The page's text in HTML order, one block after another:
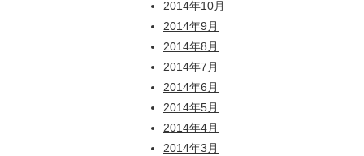
2014年10月
2014年9月
2014年8月
2014年7月
2014年6月
2014年5月
2014年4月
2014年3月